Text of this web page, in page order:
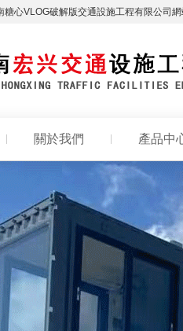
心VLOG破解版交通設施工程有限公司
關於我們 產品中